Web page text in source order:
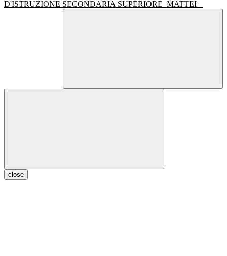
D'ISTRUZIONE SECONDARIA SUPERIORE MATTEI
close